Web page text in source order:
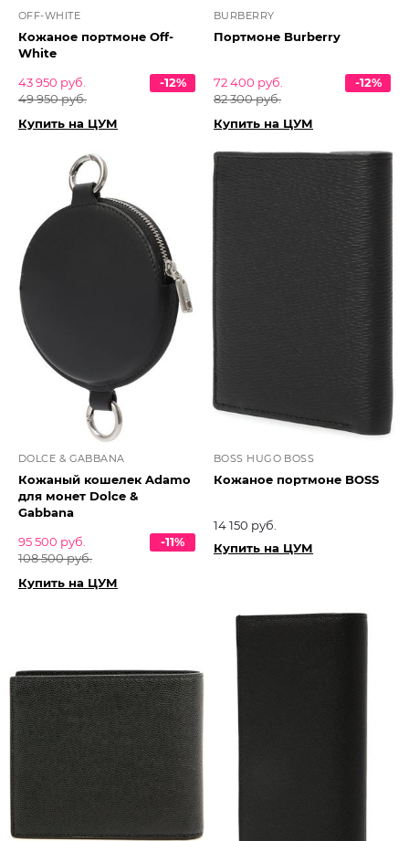
OFF-WHITE
Кожаное портмоне Off-
White
43 950 руб.
49 950 руб.
-12%
Купить на ЦУМ
BURBERRY
Портмоне Burberry
72 400 руб.
82 300 руб.
-12%
Купить на ЦУМ
DOLCE & GABBANA
Кожаный кошелек Adamo
для монет Dolce &
Gabbana
95 500 руб.
108 500 руб.
-11%
Купить на ЦУМ
BOSS HUGO BOSS
Кожаное портмоне BOSS
14 150 руб.
Купить на ЦУМ